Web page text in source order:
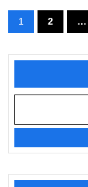
Posts
pagination
1 2 …